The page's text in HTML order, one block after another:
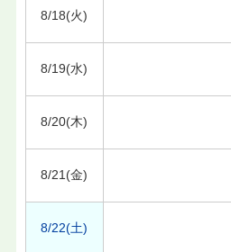
8/18(火)
8/19(水)
8/20(木)
8/21(金)
8/22(土)